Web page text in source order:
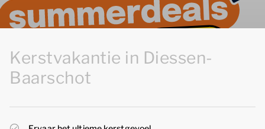
Kerstvakantie in Diessen-
Baarschot